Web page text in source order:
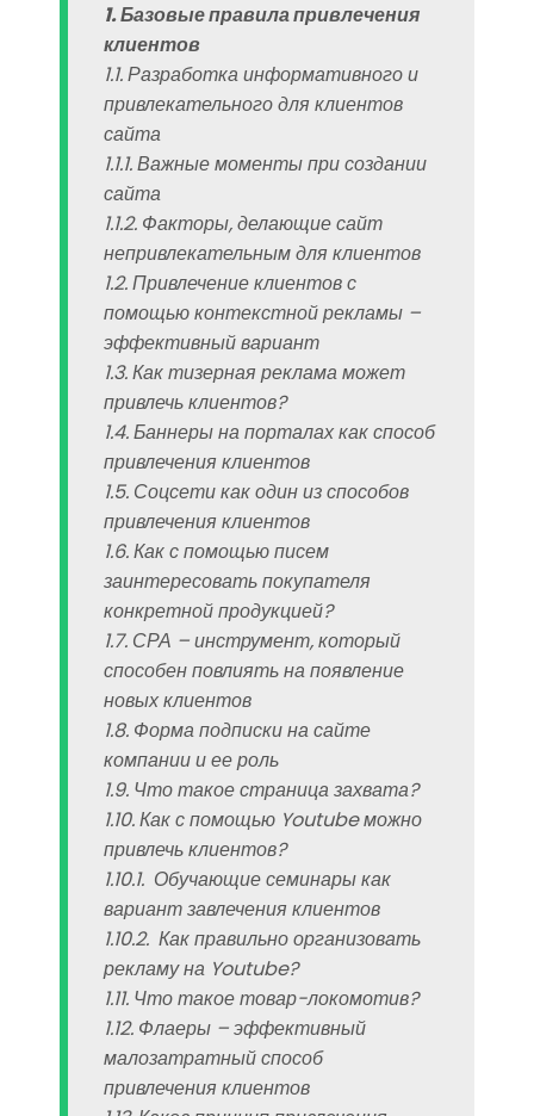
1. Базовые правила привлечения
клиентов
1.1. Разработка информативного и
привлекательного для клиентов
сайта
1.1.1. Важные моменты при создании
сайта
1.1.2. Факторы, делающие сайт
непривлекательным для клиентов
1.2. Привлечение клиентов с
помощью контекстной рекламы –
эффективный вариант
1.3. Как тизерная реклама может
привлечь клиентов?
1.4. Баннеры на порталах как способ
привлечения клиентов
1.5. Соцсети как один из способов
привлечения клиентов
1.6. Как с помощью писем
заинтересовать покупателя
конкретной продукцией?
1.7. СРА – инструмент, который
способен повлиять на появление
новых клиентов
1.8. Форма подписки на сайте
компании и ее роль
1.9. Что такое страница захвата?
1.10. Как с помощью Youtube можно
привлечь клиентов?
1.10.1. Обучающие семинары как
вариант завлечения клиентов
1.10.2. Как правильно организовать
рекламу на Youtube?
1.11. Что такое товар-локомотив?
1.12. Флаеры – эффективный
малозатратный способ
привлечения клиентов